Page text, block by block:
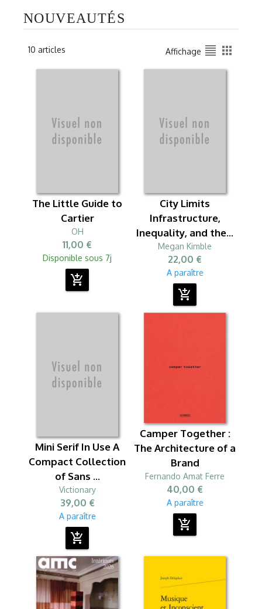
NOUVEAUTÉS
10 articles Affichage format_align_justify apps
The Little Guide to
Cartier
OH
11,00 €
Disponible sous 7j
add_shopping_cart
City Limits
Infrastructure,
Inequality, and the...
Megan Kimble
22,00 €
A paraître
add_shopping_cart
Mini Serif In Use A
Compact Collection
of Sans ...
Victionary
39,00 €
A paraître
add_shopping_cart
Camper Together :
The Architecture of a
Brand
Fernando Amat Ferre
40,00 €
A paraître
add_shopping_cart